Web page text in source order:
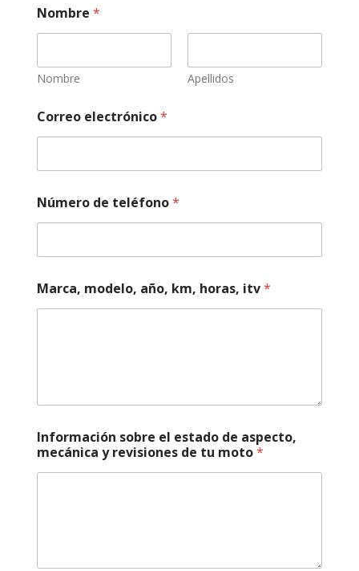
Nombre *
Nombre Apellidos
Correo electrónico*
Número de teléfono*
ú
m
e
e
s
t
Marca, modelo, año, km, horas, itv*
Información sobre el estado de aspecto,
mecánica y revisiones de tu moto*